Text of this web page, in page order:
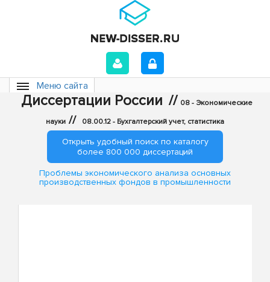
Меню сайта
Диссертации России // 08 - Экономические
науки // 08.00.12 - Бухгалтерский учет, статистика
Открыть удобный поиск по каталогу
более 800 000 диссертаций
Проблемы экономического анализа основных
производственных фондов в промышленности